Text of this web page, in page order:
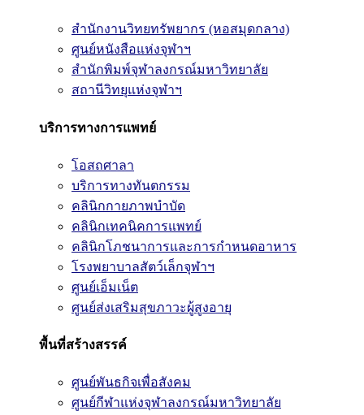
สำนักงานวิทยทรัพยากร (หอสมุดกลาง)
ศูนย์หนังสือแห่งจุฬาฯ
สำนักพิมพ์จุฬาลงกรณ์มหาวิทยาลัย
สถานีวิทยุแห่งจุฬาฯ
บริการทางการแพทย์
โอสถศาลา
บริการทางทันตกรรม
คลินิกกายภาพบำบัด
คลินิกเทคนิคการแพทย์
คลินิกโภชนาการและการกำหนดอาหาร
โรงพยาบาลสัตว์เล็กจุฬาฯ
ศูนย์เอ็มเน็ต
ศูนย์ส่งเสริมสุขภาวะผู้สูงอายุ
พื้นที่สร้างสรรค์
ศูนย์พันธกิจเพื่อสังคม
ศูนย์กีฬาแห่งจุฬาลงกรณ์มหาวิทยาลัย